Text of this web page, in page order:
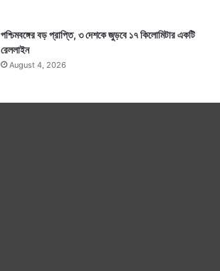
পশ্চিমবঙ্গের বড় প্রাপ্তি, ৩ দেশকে জুড়বে ১৭ কিলোমিটার একটি
রেললাইন
August 4, 2026